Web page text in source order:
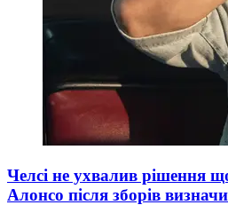
Челсі не ухвалив рішення
Алонсо після зборів